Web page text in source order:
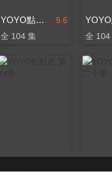
9.6
YOYO點點名 第十五季
全 104 集 全 104